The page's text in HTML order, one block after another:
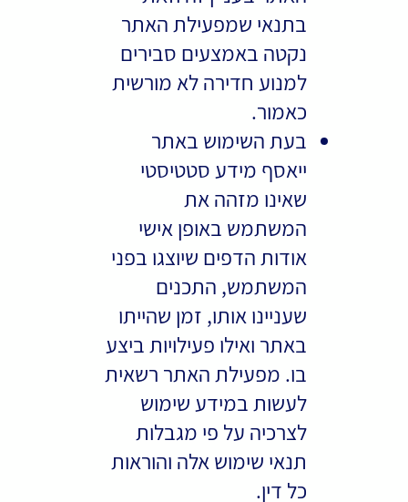
בתנאי שמפעילת האתר
נקטה באמצעים סבירים
למנוע חדירה לא מורשית
כאמור.
בעת השימוש באתר
ייאסף מידע סטטיסטי
שאינו מזהה את
המשתמש באופן אישי
אודות הדפים שיוצגו בפני
המשתמש, התכנים
שעניינו אותו, זמן שהייתו
באתר ואילו פעילויות ביצע
בו. מפעילת האתר רשאית
לעשות במידע שימוש
לצרכיה על פי מגבלות
תנאי שימוש אלה והוראות
כל דין.